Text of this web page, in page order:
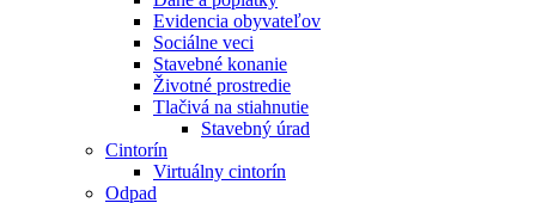
Evidencia obyvateľov
Sociálne veci
Stavebné konanie
Životné prostredie
Tlačivá na stiahnutie
Stavebný úrad
Cintorín
Virtuálny cintorín
Odpad